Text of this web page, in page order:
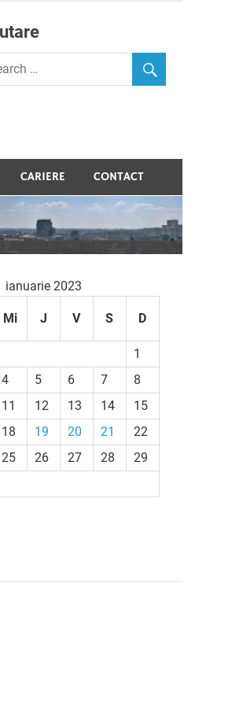
CARIERE CONTACT
ianuarie 2023
Mi J V S D
1
4 5 6 7
8
11 12 13 14
15
18 19 20 21
22
25 26 27 28
29